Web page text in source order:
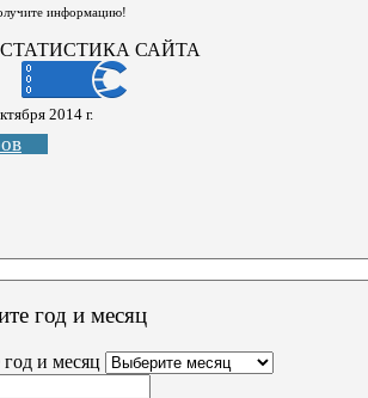
информацию!
СТАТИСТИКА САЙТА
2014 г.
год и месяц
и месяц